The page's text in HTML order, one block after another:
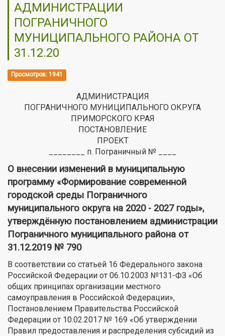
АДМИНИСТРАЦИИ
ПОГРАНИЧНОГО
МУНИЦИПАЛЬНОГО РАЙОНА ОТ
31.12.20
Просмотров: 1941
АДМИНИСТРАЦИЯ
ПОГРАНИЧНОГО МУНИЦИПАЛЬНОГО ОКРУГА
ПРИМОРСКОГО КРАЯ
ПОСТАНОВЛЕНИЕ
ПРОЕКТ
________ п. Пограничный № ____
О внесении изменений в муниципальную
программу «Формирование современной
городской среды Пограничного
муниципального округа на 2020 - 2027 годы»,
утверждённую постановлением администрации
Пограничного муниципального района от
31.12.2019 № 790
В соответствии со статьей 16 Федерального закона
Российской Федерации от 06.10.2003 №131-ФЗ «Об
общих принципах организации местного
самоуправления в Российской Федерации»,
Постановлением Правительства Российской
Федерации от 10.02.2017 № 169 «Об утверждении
Правил предоставления и распределения субсидий из